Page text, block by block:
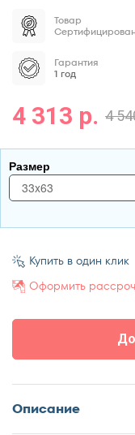
Товар
Гарантия
1 год
4
4 313 р.
Размер
33x63
Купить в один клик
Оформить
Описание